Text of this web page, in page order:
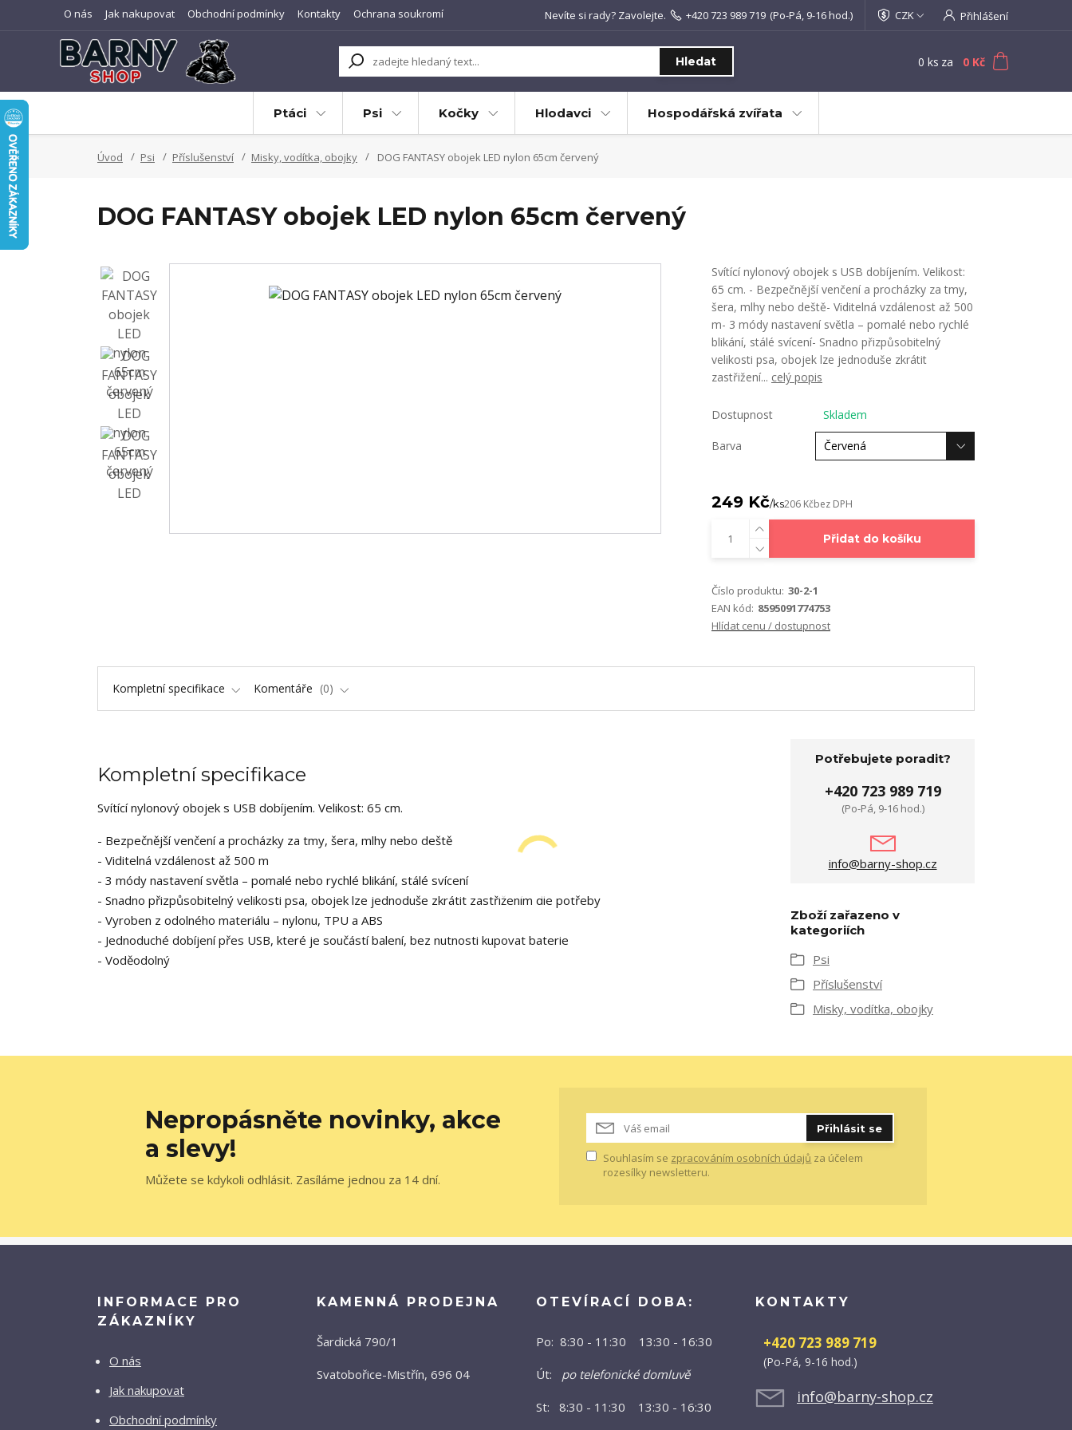
O nás Jak nakupovat Obchodní podmínky Kontakty Ochrana soukromí CZK Přihlášení
Hledat
Nevíte si rady? Zavolejte. +420 723 989 719 (Po-Pá, 9-16 hod.)
0 ks za 0 Kč
Ptáci Psi Kočky Hlodavci Hospodářská zvířata
Úvod Psi Příslušenství Misky, vodítka, obojky DOG FANTASY obojek LED nylon 65cm červený
DOG FANTASY obojek LED nylon 65cm červený
Svítící nylonový obojek s USB dobíjením. Velikost:
65 cm. - Bezpečnější venčení a procházky za tmy,
šera, mlhy nebo deště- Viditelná vzdálenost až 500
m- 3 módy nastavení světla – pomalé nebo rychlé
blikání, stálé svícení- Snadno přizpůsobitelný
velikosti psa, obojek lze jednoduše zkrátit
zastřižení... celý popis
Dostupnost Skladem
Barva
249 Kč/ks206 Kčbez DPH
Přidat do košíku
Číslo produktu: 30-2-1
EAN kód: 8595091774753
Hlídat cenu / dostupnost
Kompletní specifikace Komentáře 0
Kompletní specifikace
Svítící nylonový obojek s USB dobíjením. Velikost: 65 cm.
- Bezpečnější venčení a procházky za tmy, šera, mlhy nebo deště
- Viditelná vzdálenost až 500 m
- 3 módy nastavení světla – pomalé nebo rychlé blikání, stálé svícení
- Snadno přizpůsobitelný velikosti psa, obojek lze jednoduše zkrátit zastřižením dle potřeby
- Vyroben z odolného materiálu – nylonu, TPU a ABS
- Jednoduché dobíjení přes USB, které je součástí balení, bez nutnosti kupovat baterie
- Voděodolný
Potřebujete poradit?
+420 723 989 719
(Po-Pá, 9-16 hod.)
info@barny-shop.cz
Zboží zařazeno v
kategoriích
Psi
Příslušenství
Misky, vodítka, obojky
Nepropásněte novinky, akce
a slevy!
Můžete se kdykoli odhlásit. Zasíláme jednou za 14 dní.
Přihlásit se
Souhlasím se zpracováním osobních údajů za účelem
rozesílky newsletteru.
INFORMACE PRO
ZÁKAZNÍKY
O nás
Jak nakupovat
Obchodní podmínky
KAMENNÁ PRODEJNA
Šardická 790/1
Svatobořice-Mistřín, 696 04
OTEVÍRACÍ DOBA:
Po: 8:30 - 11:30 13:30 - 16:30
Út: po telefonické domluvě
St: 8:30 - 11:30 13:30 - 16:30
KONTAKTY
+420 723 989 719
(Po-Pá, 9-16 hod.)
info@barny-shop.cz